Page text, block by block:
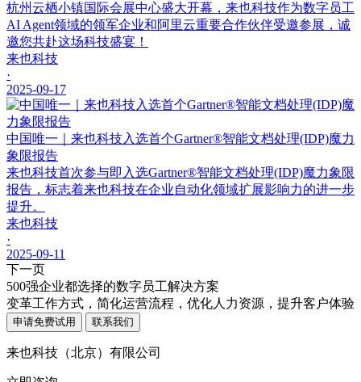
杭州云栖小镇国际会展中心盛大开幕，来也科技作为数字员工
AI Agent领域的领军企业和阿里云重要合作伙伴受邀参展，诚
邀您共赴这场科技盛宴！
来也科技
·
2025-09-17
中国唯一｜来也科技入选首个Gartner®智能文档处理(IDP)魔力
象限报告
来也科技首次参与即入选Gartner®智能文档处理(IDP)魔力象限
报告，标志着来也科技在企业自动化领域扩展影响力的进一步
提升。
来也科技
·
2025-09-11
下一页
500强企业都选择的数字员工解决方案
变革工作方式，简化运营流程，优化人力资源，提升客户体验
申请免费试用 联系我们
来也科技（北京）有限公司